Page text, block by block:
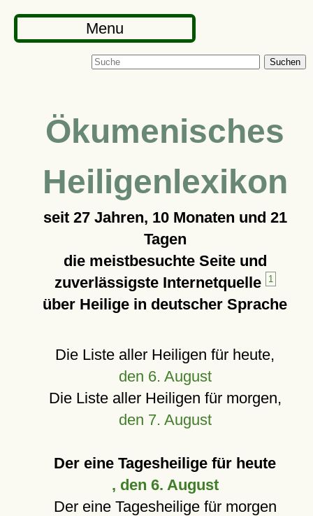
Menu
Suchen
Ökumenisches
Heiligenlexikon
seit 27 Jahren, 10 Monaten und 21
Tagen
die meistbesuchte Seite und
zuverlässigste Internetquelle
1
über Heilige in deutscher Sprache
Die Liste aller Heiligen für heute,
den 6. August
Die Liste aller Heiligen für morgen,
den 7. August
Der eine Tagesheilige für heute
, den 6. August
Der eine Tagesheilige für morgen